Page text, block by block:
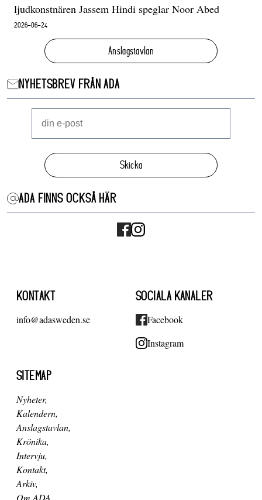
ljudkonstnären Jassem Hindi speglar Noor Abed
2026-06-24
Anslagstavlan
NYHETSBREV FRÅN ADA
Skicka
ADA FINNS OCKSÅ HÄR
KONTAKT
info@adasweden.se
SOCIALA KANALER
Facebook
Instagram
SITEMAP
Nyheter
Kalendern
Anslagstavlan
Krönika
Intervju
Kontakt
Arkiv
Om ADA